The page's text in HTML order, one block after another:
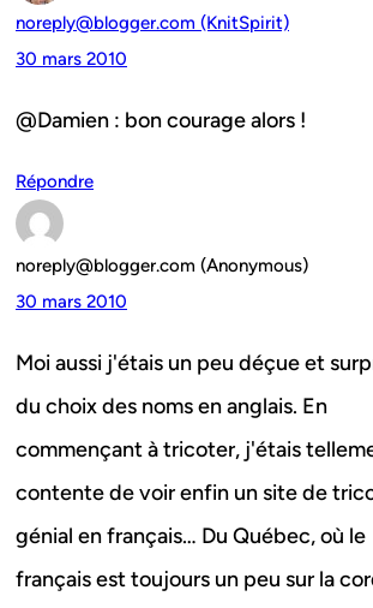
noreply@blogger.com (KnitSpirit)
30 mars 2010
@Damien : bon courage alors !
Répondre
noreply@blogger.com (Anonymous)
30 mars 2010
Moi aussi j'étais un peu déçue et
du choix des noms en anglais. En
commençant à tricoter, j'étais
contente de voir enfin un site de
génial en français… Du Québec, où le
français est toujours un peu sur la